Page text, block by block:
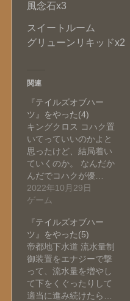
風念石x3
スイートルーム
グリューンリキッドx2
関連
『テイルズオブハー
ツ』をやった(4)
キングクロス コハク置
いてっていいのかよと
思ったけど、結局着い
ていくのか。 なんだか
んだでコハクが優…
2022年10月29日
ゲーム
『テイルズオブハー
ツ』をやった(5)
帝都地下水道 流水量制
御装置をエナジーで撃
って、流水量を増やし
て下をくぐったりして
適当に進み続けたら…